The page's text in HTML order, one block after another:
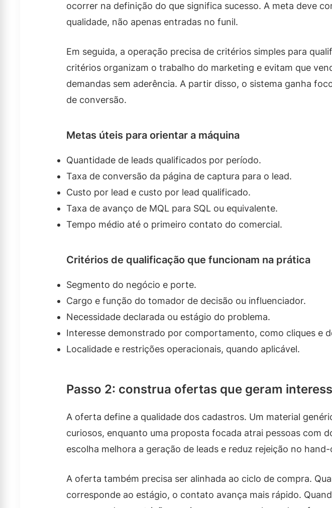
ocorrer na definição do que significa sucesso. A meta deve
qualidade, não apenas entradas no funil.
Em seguida, a operação precisa de critérios simples para
critérios organizam o trabalho do marketing e evitam que
demandas sem aderência. A partir disso, o sistema ganha
de conversão.
Metas úteis para orientar a máquina
Quantidade de leads qualificados por período.
Taxa de conversão da página de captura para o lead.
Custo por lead e custo por lead qualificado.
Taxa de avanço de MQL para SQL ou equivalente.
Tempo médio até o primeiro contato do comercial.
Critérios de qualificação que funcionam na prática
Segmento do negócio e porte.
Cargo e função do tomador de decisão ou influenciador.
Necessidade declarada ou estágio do problema.
Interesse demonstrado por comportamento, como cliques e
Localidade e restrições operacionais, quando aplicável.
Passo 2: construa ofertas que geram
A oferta define a qualidade dos cadastros. Um material
curiosos, enquanto uma proposta focada atrai pessoas com
escolha melhora a geração de leads e reduz rejeição no
A oferta também precisa ser alinhada ao ciclo de compra.
corresponde ao estágio, o contato avança mais rápido.